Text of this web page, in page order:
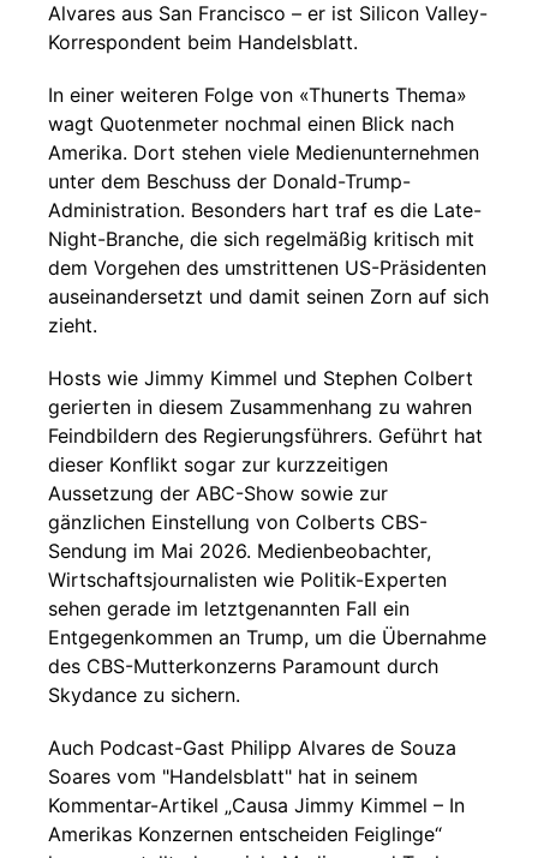
Alvares aus San Francisco – er ist Silicon Valley-
Korrespondent beim Handelsblatt.
In einer weiteren Folge von «Thunerts Thema»
wagt Quotenmeter nochmal einen Blick nach
Amerika. Dort stehen viele Medienunternehmen
unter dem Beschuss der Donald-Trump-
Administration. Besonders hart traf es die Late-
Night-Branche, die sich regelmäßig kritisch mit
dem Vorgehen des umstrittenen US-Präsidenten
auseinandersetzt und damit seinen Zorn auf sich
zieht.
Hosts wie Jimmy Kimmel und Stephen Colbert
gerierten in diesem Zusammenhang zu wahren
Feindbildern des Regierungsführers. Geführt hat
dieser Konflikt sogar zur kurzzeitigen
Aussetzung der ABC-Show sowie zur
gänzlichen Einstellung von Colberts CBS-
Sendung im Mai 2026. Medienbeobachter,
Wirtschaftsjournalisten wie Politik-Experten
sehen gerade im letztgenannten Fall ein
Entgegenkommen an Trump, um die Übernahme
des CBS-Mutterkonzerns Paramount durch
Skydance zu sichern.
Auch Podcast-Gast Philipp Alvares de Souza
Soares vom "Handelsblatt" hat in seinem
Kommentar-Artikel „Causa Jimmy Kimmel – In
Amerikas Konzernen entscheiden Feiglinge“